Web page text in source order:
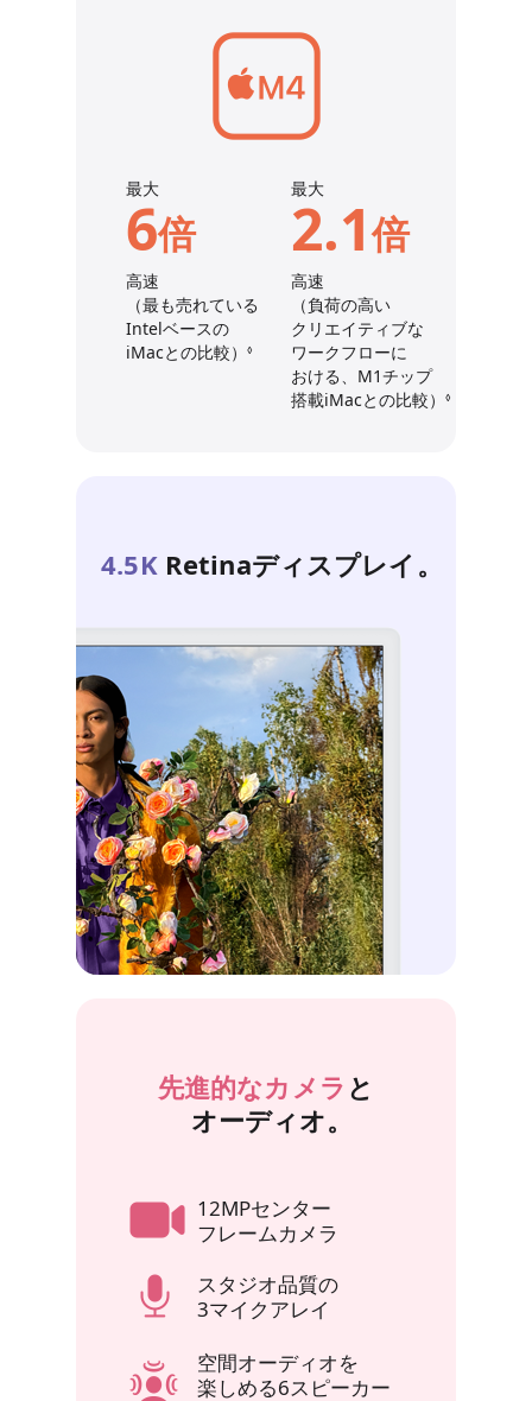
最大
6倍
高速
（最も売れている
Intelベースの
iMacとの比較）
◊ 免責事項を参照
最大
2.1倍
高速
（負荷の高い
クリエイティブな
ワークフローに
おける、 M1チップ
搭載iMacとの比較） ◊
4.5KRetinaディスプレイ。
先進的なカメラ と
オーディオ。
12MPセンター
フレームカメラ
スタジオ品質の
3マイクアレイ
空間オーディオを
楽しめる6スピーカー